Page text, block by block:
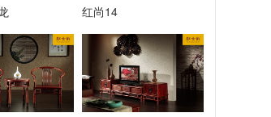
红尚14